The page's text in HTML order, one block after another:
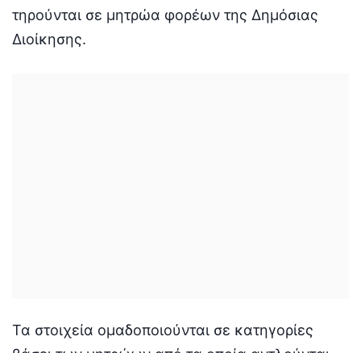
τηρούνται σε μητρώα φορέων της Δημόσιας
Διοίκησης.
Τα στοιχεία ομαδοποιούνται σε κατηγορίες